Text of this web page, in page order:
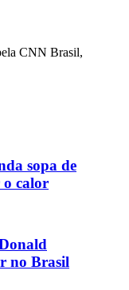
CNN Brasil,
sopa de
calor
no Brasil